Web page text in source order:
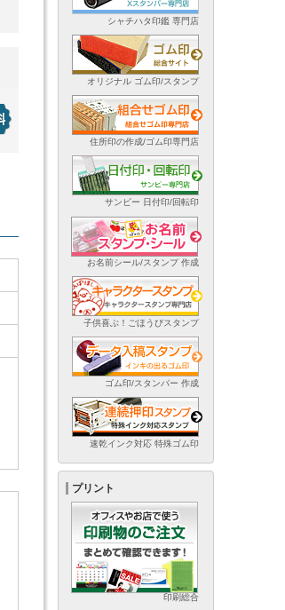
シャチハタ印鑑 専門店
オリジナル ゴム印/スタンプ
住所印の作成/ゴム印専門店
サンビー 日付印/回転印
お名前シール/スタンプ 作成
子供喜ぶ！ごほうびスタンプ
ゴム印/スタンパー 作成
速乾インク対応 特殊ゴム印
プリント
印刷総合